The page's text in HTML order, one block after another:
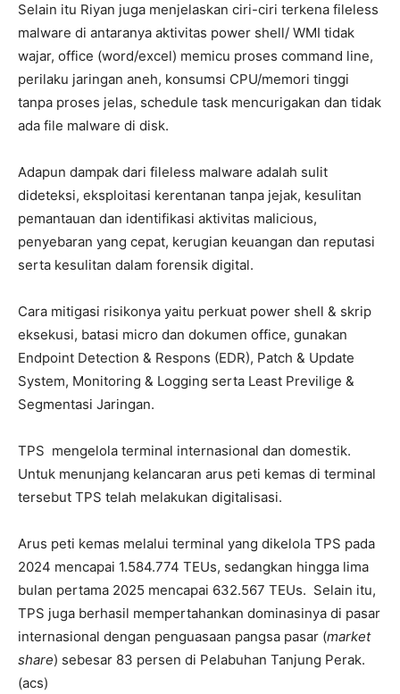
Selain itu Riyan juga menjelaskan ciri-ciri terkena fileless
malware di antaranya aktivitas power shell/ WMI tidak
wajar, office (word/excel) memicu proses command line,
perilaku jaringan aneh, konsumsi CPU/memori tinggi
tanpa proses jelas, schedule task mencurigakan dan tidak
ada file malware di disk.
Adapun dampak dari fileless malware adalah sulit
dideteksi, eksploitasi kerentanan tanpa jejak, kesulitan
pemantauan dan identifikasi aktivitas malicious,
penyebaran yang cepat, kerugian keuangan dan reputasi
serta kesulitan dalam forensik digital.
Cara mitigasi risikonya yaitu perkuat power shell & skrip
eksekusi, batasi micro dan dokumen office, gunakan
Endpoint Detection & Respons (EDR), Patch & Update
System, Monitoring & Logging serta Least Previlige &
Segmentasi Jaringan.
TPS mengelola terminal internasional dan domestik.
Untuk menunjang kelancaran arus peti kemas di terminal
tersebut TPS telah melakukan digitalisasi.
Arus peti kemas melalui terminal yang dikelola TPS pada
2024 mencapai 1.584.774 TEUs, sedangkan hingga lima
bulan pertama 2025 mencapai 632.567 TEUs. Selain itu,
TPS juga berhasil mempertahankan dominasinya di pasar
internasional dengan penguasaan pangsa pasar (market
share) sebesar 83 persen di Pelabuhan Tanjung Perak.
(acs)